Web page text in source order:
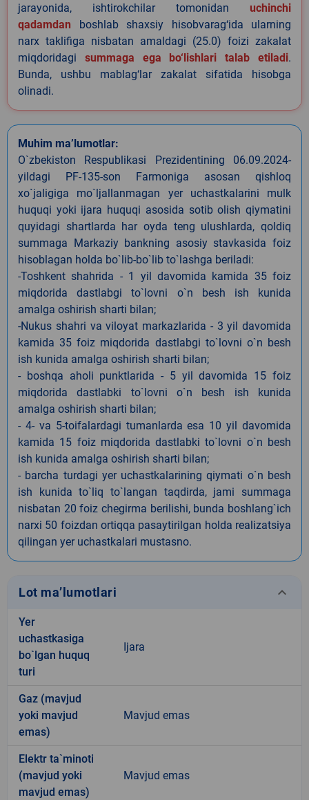
jarayonida, ishtirokchilar tomonidan uchinchi
qadamdan boshlab shaxsiy hisobvarag‘ida ularning
narx taklifiga nisbatan amaldagi (25.0) foizi zakalat
miqdoridagi summaga ega bo‘lishlari talab etiladi.
Bunda, ushbu mablag‘lar zakalat sifatida hisobga
olinadi.
Muhim ma’lumotlar:
O`zbekiston Respublikasi Prezidentining 06.09.2024-
yildagi PF-135-son Farmoniga asosan qishloq
xo`jaligiga mo`ljallanmagan yer uchastkalarini mulk
huquqi yoki ijara huquqi asosida sotib olish qiymatini
quyidagi shartlarda har oyda teng ulushlarda, qoldiq
summaga Markaziy bankning asosiy stavkasida foiz
hisoblagan holda bo`lib-bo`lib to`lashga beriladi:
-Toshkent shahrida - 1 yil davomida kamida 35 foiz
miqdorida dastlabgi to`lovni o`n besh ish kunida
amalga oshirish sharti bilan;
-Nukus shahri va viloyat markazlarida - 3 yil davomida
kamida 35 foiz miqdorida dastlabgi to`lovni o`n besh
ish kunida amalga oshirish sharti bilan;
- boshqa aholi punktlarida - 5 yil davomida 15 foiz
miqdorida dastlabki to`lovni o`n besh ish kunida
amalga oshirish sharti bilan;
- 4- va 5-toifalardagi tumanlarda esa 10 yil davomida
kamida 15 foiz miqdorida dastlabki to`lovni o`n besh
ish kunida amalga oshirish sharti bilan;
- barcha turdagi yer uchastkalarining qiymati o`n besh
ish kunida to`liq to`langan taqdirda, jami summaga
nisbatan 20 foiz chegirma berilishi, bunda boshlang`ich
narxi 50 foizdan ortiqqa pasaytirilgan holda realizatsiya
qilingan yer uchastkalari mustasno.
Lot ma’lumotlari keyboard_arrow_down
Yer
uchastkasiga
bo`lgan huquq
turi
Ijara
Gaz (mavjud
yoki mavjud
emas)
Mavjud emas
Elektr ta`minoti
(mavjud yoki
mavjud emas)
Mavjud emas